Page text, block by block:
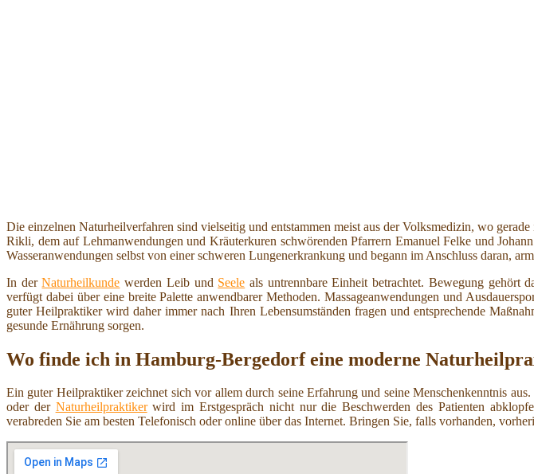
Die einzelnen Naturheilverfahren sind vielseitig und entstammen meist aus der Volksmedizin, wo
Rikli, dem auf Lehmanwendungen und Kräuterkuren schwörenden Pfarrern Emanuel Felke und
Wasseranwendungen selbst von einer schweren Lungenerkrankung und begann im Anschluss daran,
In derNaturheilkunde werden Leib und Seele als untrennbare Einheit betrachtet. Bewegung gehört
verfügt dabei über eine breite Palette anwendbarer Methoden. Massageanwendungen und
guter Heilpraktiker wird daher immer nach Ihren Lebensumständen fragen und entsprechende
gesunde Ernährung sorgen.
Wo finde ich in Hamburg-Bergedorf eine moderne
Ein guter Heilpraktiker zeichnet sich vor allem durch seine Erfahrung und seine Menschenkenntnis
oder der Naturheilpraktikerwird im Erstgespräch nicht nur die Beschwerden des Patienten
verabreden Sie am besten Telefonisch oder online über das Internet. Bringen Sie, falls vorhanden,